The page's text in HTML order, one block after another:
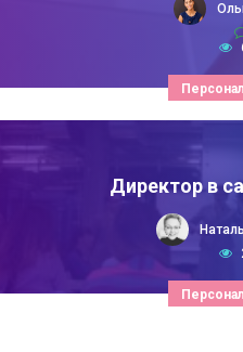
Директор в